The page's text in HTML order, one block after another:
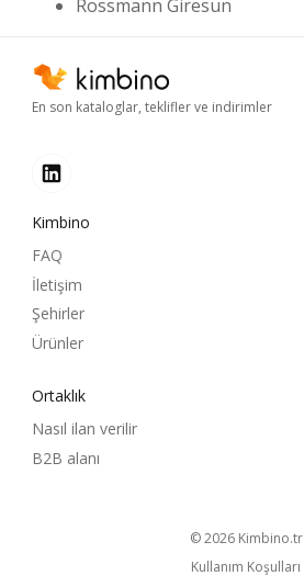
Rossmann Giresun
En son kataloglar, teklifler ve indirimler
Kimbino
FAQ
İletişim
Şehirler
Ürünler
Ortaklık
Nasıl ilan verilir
B2B alanı
© 2026 kimbino.tr
Kullanım Koşulları